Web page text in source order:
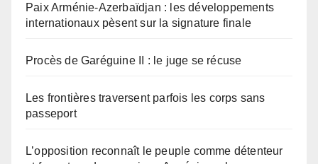
Paix Arménie-Azerbaïdjan : les développements
internationaux pèsent sur la signature finale
Procès de Garéguine II : le juge se récuse
Les frontières traversent parfois les corps sans
passeport
L’opposition reconnaît le peuple comme détenteur